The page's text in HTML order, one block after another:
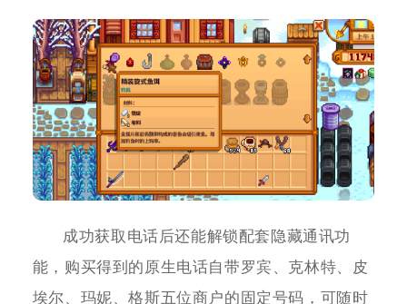
成功获取电话后还能解锁配套隐藏通讯功
能，购买得到的原生电话自带罗宾、克林特、皮
埃尔、玛妮、格斯五位商户的固定号码，可随时